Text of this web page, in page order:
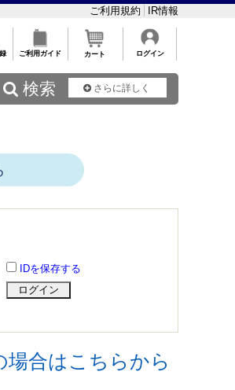
ご利用規約 IR情報
ご利用ガイド カート ログイン
 検索 さらに詳しく
IDを保存する
合はこちらから